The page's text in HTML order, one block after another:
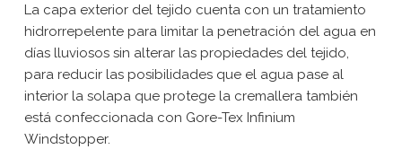
La capa exterior del tejido cuenta con un tratamiento
hidrorrepelente para limitar la penetración del agua en
días lluviosos sin alterar las propiedades del tejido,
para reducir las posibilidades que el agua pase al
interior la solapa que protege la cremallera también
está confeccionada con Gore-Tex Infinium
Windstopper.